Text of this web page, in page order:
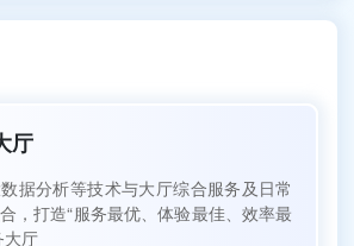
厅
据分析等技术与大厅综合服务及日常
，打造“服务最优、体验最佳、效率最
大厅